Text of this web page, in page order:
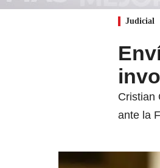
Judicial
Cristian
ante la